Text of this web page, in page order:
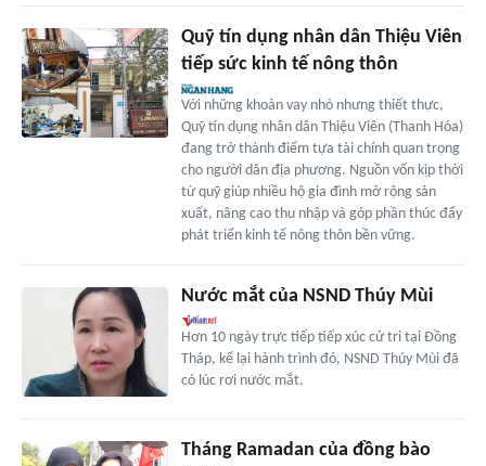
Quỹ tín dụng nhân dân Thiệu Viên
tiếp sức kinh tế nông thôn
Với những khoản vay nhỏ nhưng thiết thực,
Quỹ tín dụng nhân dân Thiệu Viên (Thanh Hóa)
đang trở thành điểm tựa tài chính quan trọng
cho người dân địa phương. Nguồn vốn kịp thời
từ quỹ giúp nhiều hộ gia đình mở rộng sản
xuất, nâng cao thu nhập và góp phần thúc đẩy
phát triển kinh tế nông thôn bền vững.
Nước mắt của NSND Thúy Mùi
Hơn 10 ngày trực tiếp tiếp xúc cử tri tại Đồng
Tháp, kể lại hành trình đó, NSND Thúy Mùi đã
có lúc rơi nước mắt.
Tháng Ramadan của đồng bào